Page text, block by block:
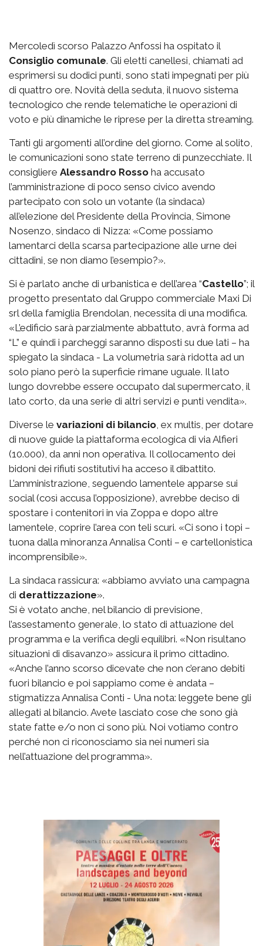
Mercoledì scorso Palazzo Anfossi ha ospitato il
Consiglio comunale. Gli eletti canellesi, chiamati ad
esprimersi su dodici punti, sono stati impegnati per più
di quattro ore. Novità della seduta, il nuovo sistema
tecnologico che rende telematiche le operazioni di
voto e più dinamiche le riprese per la diretta streaming.
Tanti gli argomenti all’ordine del giorno. Come al solito,
le comunicazioni sono state terreno di punzecchiate. Il
consigliere Alessandro Rosso ha accusato
l’amministrazione di poco senso civico avendo
partecipato con solo un votante (la sindaca)
all’elezione del Presidente della Provincia, Simone
Nosenzo, sindaco di Nizza: «Come possiamo
lamentarci della scarsa partecipazione alle urne dei
cittadini, se non diamo l’esempio?».
Si è parlato anche di urbanistica e dell’area “Castello”; il
progetto presentato dal Gruppo commerciale Maxi Di
srl della famiglia Brendolan, necessita di una modifica.
«L’edificio sarà parzialmente abbattuto, avrà forma ad
“L” e quindi i parcheggi saranno disposti su due lati – ha
spiegato la sindaca - La volumetria sarà ridotta ad un
solo piano però la superficie rimane uguale. Il lato
lungo dovrebbe essere occupato dal supermercato, il
lato corto, da una serie di altri servizi e punti vendita».
Diverse le variazioni di bilancio , ex multis, per dotare
di nuove guide la piattaforma ecologica di via Alfieri
(10.000), da anni non operativa. Il collocamento dei
bidoni dei rifiuti sostitutivi ha acceso il dibattito.
L’amministrazione, seguendo lamentele apparse sui
social (così accusa l’opposizione), avrebbe deciso di
spostare i contenitori in via Zoppa e dopo altre
lamentele, coprire l’area con teli scuri. «Ci sono i topi –
tuona dalla minoranza Annalisa Conti – e cartellonistica
incomprensibile».
La sindaca rassicura: «abbiamo avviato una campagna
di derattizzazione».
Si è votato anche, nel bilancio di previsione,
l’assestamento generale, lo stato di attuazione del
programma e la verifica degli equilibri. «Non risultano
situazioni di disavanzo» assicura il primo cittadino.
«Anche l’anno scorso dicevate che non c’erano debiti
fuori bilancio e poi sappiamo come è andata –
stigmatizza Annalisa Conti - Una nota: leggete bene gli
allegati al bilancio. Avete lasciato cose che sono già
state fatte e/o non ci sono più. Noi votiamo contro
perché non ci riconosciamo sia nei numeri sia
nell’attuazione del programma».